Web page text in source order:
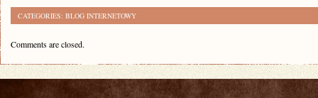
CATEGORIES: BLOG INTERNETOWY
Comments are closed.